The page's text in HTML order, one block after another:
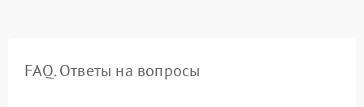
FAQ. Ответы на вопросы